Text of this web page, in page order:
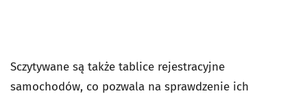
Sczytywane są także tablice rejestracyjne
samochodów, co pozwala na sprawdzenie ich